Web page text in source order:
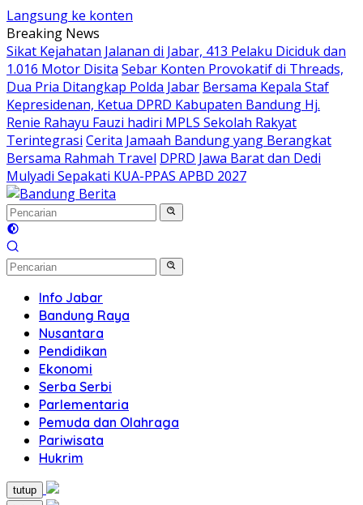
Langsung ke konten
Breaking News
Sikat Kejahatan Jalanan di Jabar, 413 Pelaku Diciduk dan
1.016 Motor Disita Sebar Konten Provokatif di Threads,
Dua Pria Ditangkap Polda Jabar Bersama Kepala Staf
Kepresidenan, Ketua DPRD Kabupaten Bandung Hj.
Renie Rahayu Fauzi hadiri MPLS Sekolah Rakyat
Terintegrasi Cerita Jamaah Bandung yang Berangkat
Bersama Rahmah Travel DPRD Jawa Barat dan Dedi
Mulyadi Sepakati KUA-PPAS APBD 2027
Info Jabar
Bandung Raya
Nusantara
Pendidikan
Ekonomi
Serba Serbi
Parlementaria
Pemuda dan Olahraga
Pariwisata
Hukrim
tutup